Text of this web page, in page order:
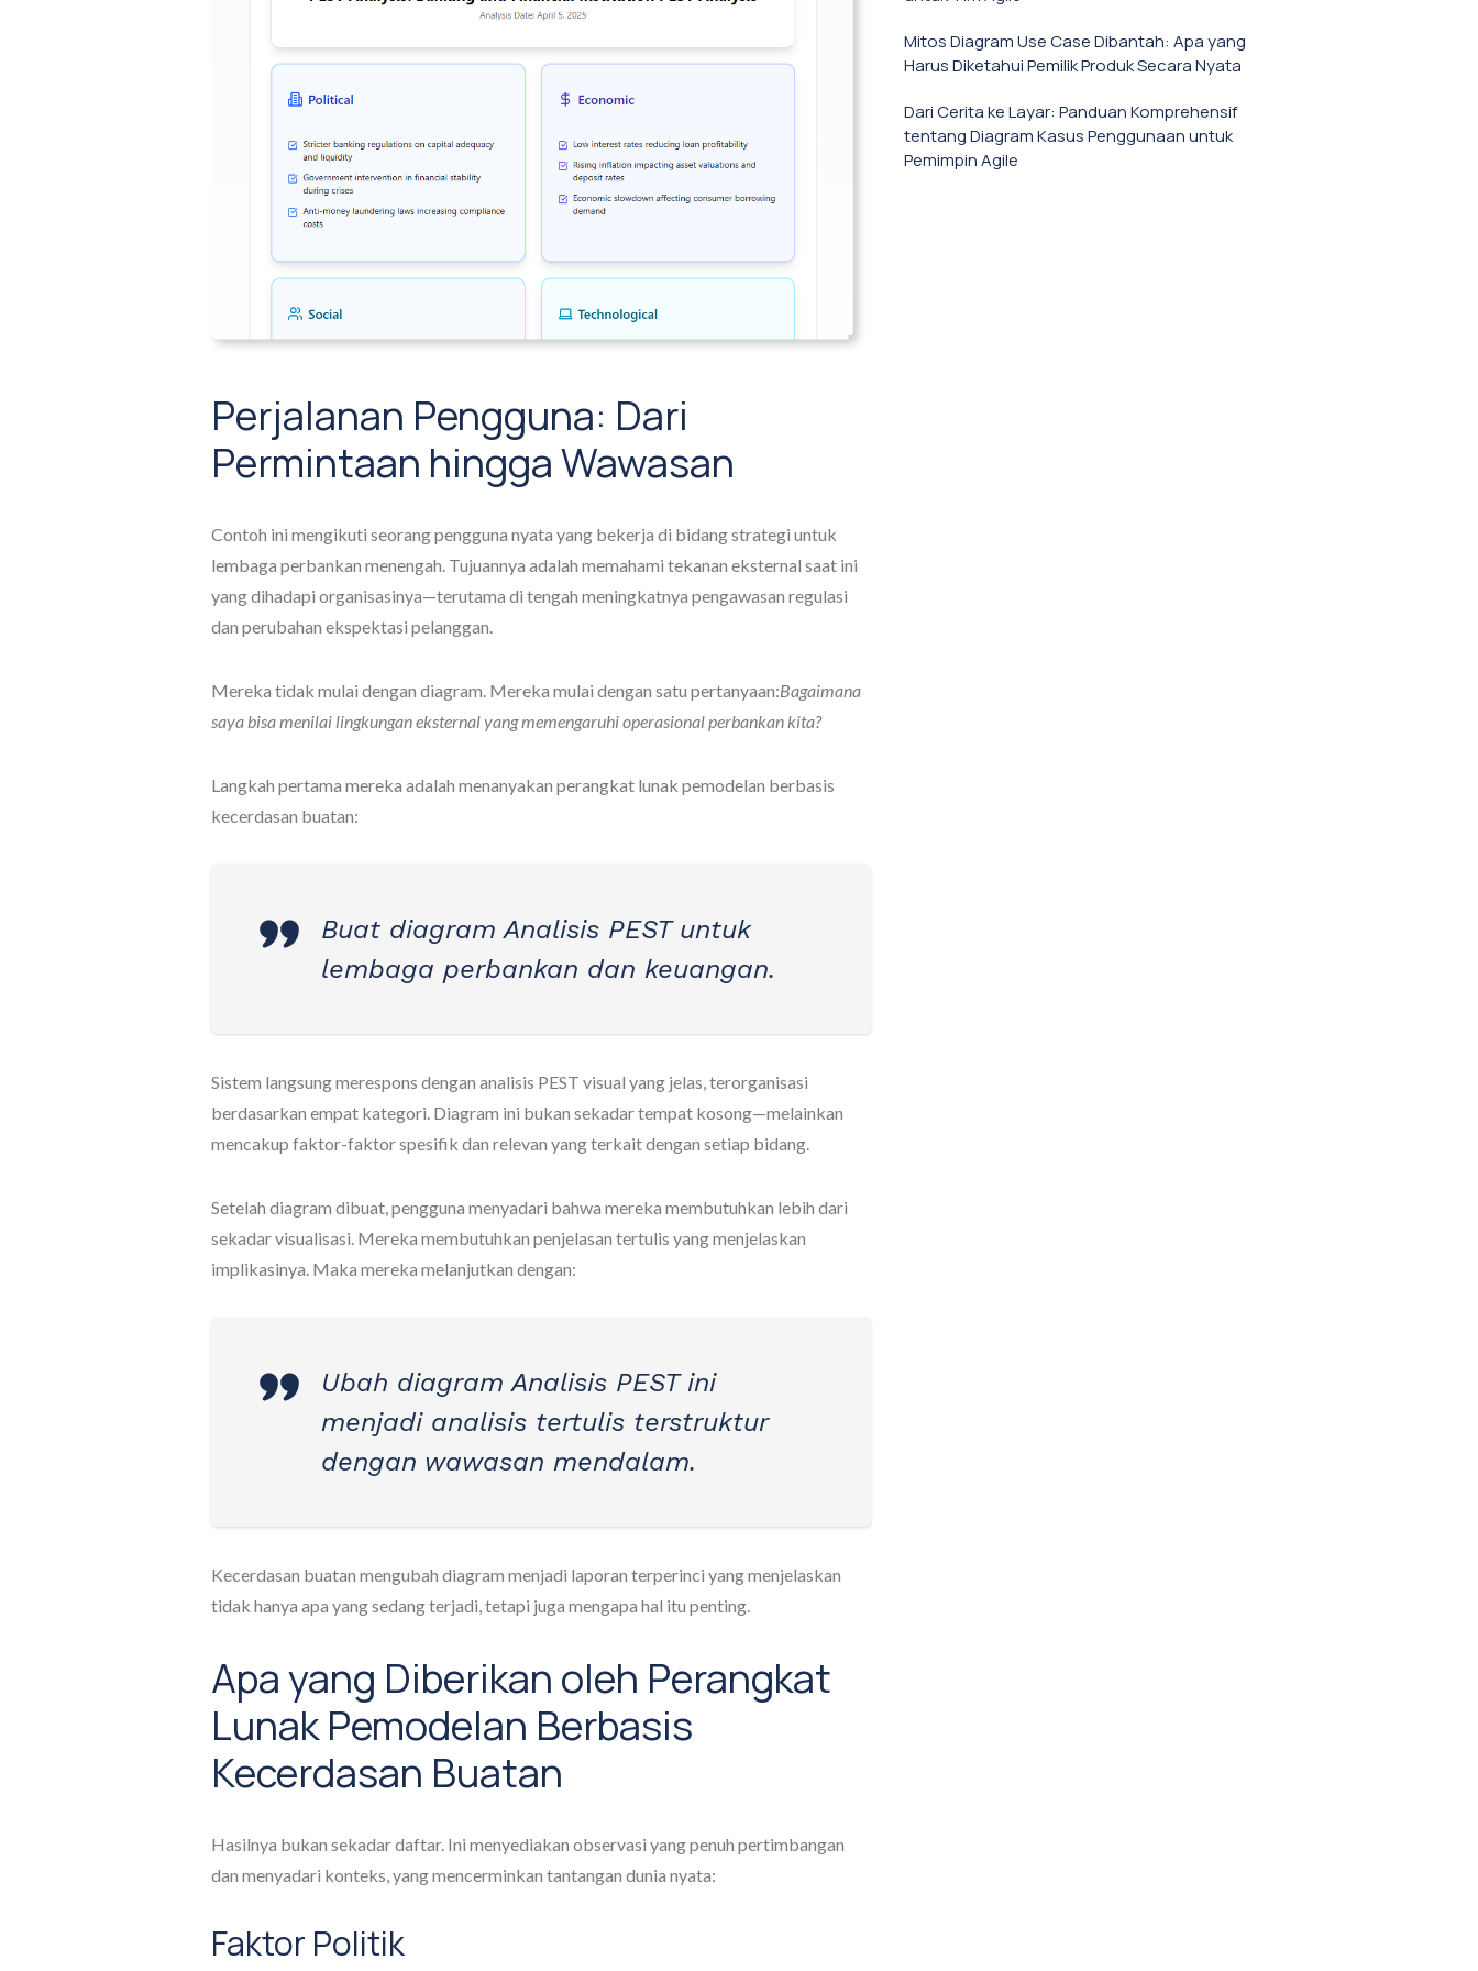
Perjalanan Pengguna: Dari
Permintaan hingga Wawasan
Contoh ini mengikuti seorang pengguna nyata yang bekerja di bidang strategi untuk
lembaga perbankan menengah. Tujuannya adalah memahami tekanan eksternal saat ini
yang dihadapi organisasinya—terutama di tengah meningkatnya pengawasan regulasi
dan perubahan ekspektasi pelanggan.
Mereka tidak mulai dengan diagram. Mereka mulai dengan satu pertanyaan:Bagaimana
saya bisa menilai lingkungan eksternal yang memengaruhi operasional perbankan kita?
Langkah pertama mereka adalah menanyakan perangkat lunak pemodelan berbasis
kecerdasan buatan:
Buat diagram Analisis PEST untuk
lembaga perbankan dan keuangan.
Sistem langsung merespons dengan analisis PEST visual yang jelas, terorganisasi
berdasarkan empat kategori. Diagram ini bukan sekadar tempat kosong—melainkan
mencakup faktor-faktor spesifik dan relevan yang terkait dengan setiap bidang.
Setelah diagram dibuat, pengguna menyadari bahwa mereka membutuhkan lebih dari
sekadar visualisasi. Mereka membutuhkan penjelasan tertulis yang menjelaskan
implikasinya. Maka mereka melanjutkan dengan:
Ubah diagram Analisis PEST ini
menjadi analisis tertulis terstruktur
dengan wawasan mendalam.
Kecerdasan buatan mengubah diagram menjadi laporan terperinci yang menjelaskan
tidak hanya apa yang sedang terjadi, tetapi juga mengapa hal itu penting.
Apa yang Diberikan oleh Perangkat
Lunak Pemodelan Berbasis
Kecerdasan Buatan
Hasilnya bukan sekadar daftar. Ini menyediakan observasi yang penuh pertimbangan
dan menyadari konteks, yang mencerminkan tantangan dunia nyata:
Faktor Politik
Mitos Diagram Use Case Dibantah: Apa yang
Harus Diketahui Pemilik Produk Secara Nyata
Dari Cerita ke Layar: Panduan Komprehensif
tentang Diagram Kasus Penggunaan untuk
Pemimpin Agile